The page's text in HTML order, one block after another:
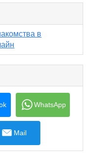
в
WhatsApp
Mail